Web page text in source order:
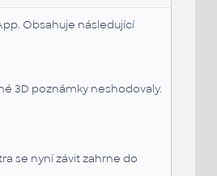
Obsahuje následující
3D poznámky neshodovaly.
se nyní závit zahrne do